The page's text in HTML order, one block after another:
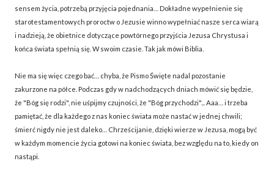
sensem życia, potrzebą przyjęcia pojednania… Dokładne wypełnienie się
starotestamentowych proroctw o Jezusie winno wypełniać nasze serca wiarą
i nadzieją, że obietnice dotyczące powtórnego przyjścia Jezusa Chrystusa i
końca świata spełnią się. W swoim czasie. Tak jak mówi Biblia.
Nie ma się więc czego bać… chyba, że Pismo Święte nadal pozostanie
zakurzone na półce. Podczas gdy w nadchodzących dniach mówić się będzie,
że "Bóg się rodzi", nie uśpijmy czujności, że "Bóg przychodzi"... Aaa… i trzeba
pamiętać, że dla każdego z nas koniec świata może nastać w jednej chwili;
śmierć nigdy nie jest daleko… Chrześcijanie, dzięki wierze w Jezusa, mogą być
w każdym momencie życia gotowi na koniec świata, bez względu na to, kiedy on
nastąpi.